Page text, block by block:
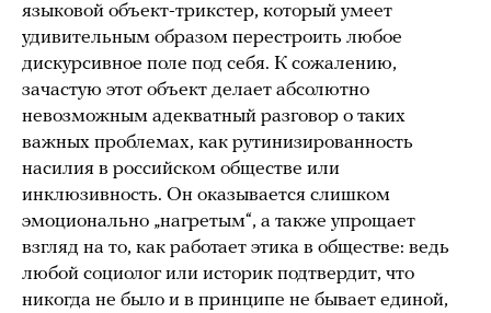
языковой объект-трикстер, который умеет
удивительным образом перестроить любое
дискурсивное поле под себя. К сожалению,
зачастую этот объект делает абсолютно
невозможным адекватный разговор о таких
важных проблемах, как рутинизированность
насилия в российском обществе или
инклюзивность. Он оказывается слишком
эмоционально „нагретым“, а также упрощает
взгляд на то, как работает этика в обществе: ведь
любой социолог или историк подтвердит, что
никогда не было и в принципе не бывает единой,